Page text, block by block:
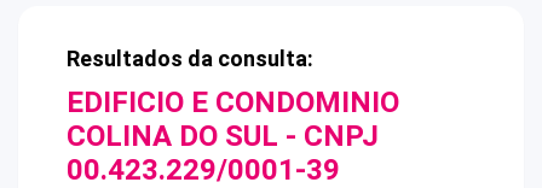
Resultados da consulta:
EDIFICIO E CONDOMINIO
COLINA DO SUL - CNPJ
00.423.229/0001-39